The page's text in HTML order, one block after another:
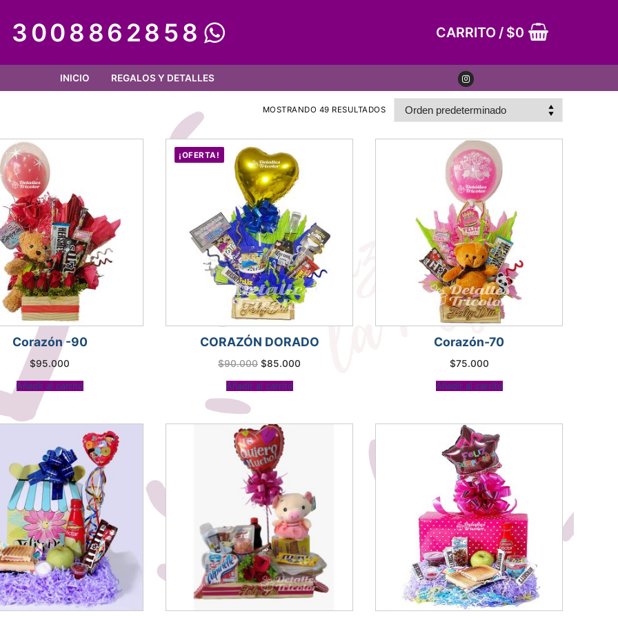
3008862858 CARRITO / $0
INICIO REGALOS Y DETALLES
MOSTRANDO 49 RESULTADOS
Corazón -90
$95.000
Añadir al carrito
¡OFERTA!
CORAZÓN DORADO
$90.000 El
precio
original
era:
$85.000
Añadir al carrito
Corazón-70
$75.000
Añadir al carrito